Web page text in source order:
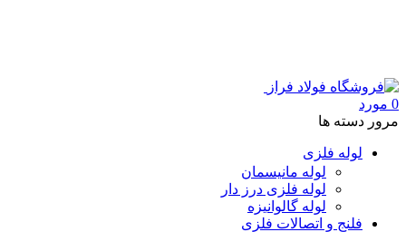
0 مورد
مرور دسته ها
لوله فلزی
لوله مانیسمان
لوله فلزی درز دار
لوله گالوانیزه
فلنج و اتصالات فلزی